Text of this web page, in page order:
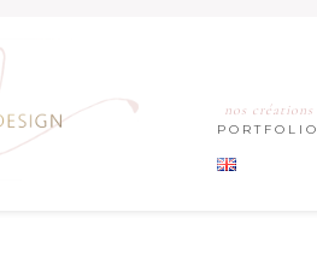
nos créations
PORTFOLIO